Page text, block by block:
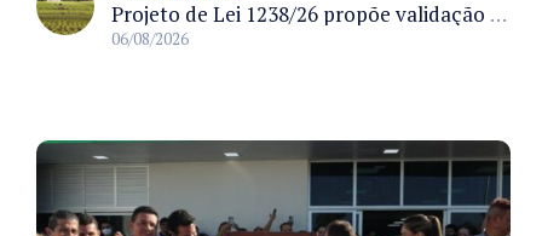
Projeto de Lei 1238/26 propõe validação automática do Cadastro Ambiental Rural para imóveis de até quatro módulos fiscais
06/08/2026